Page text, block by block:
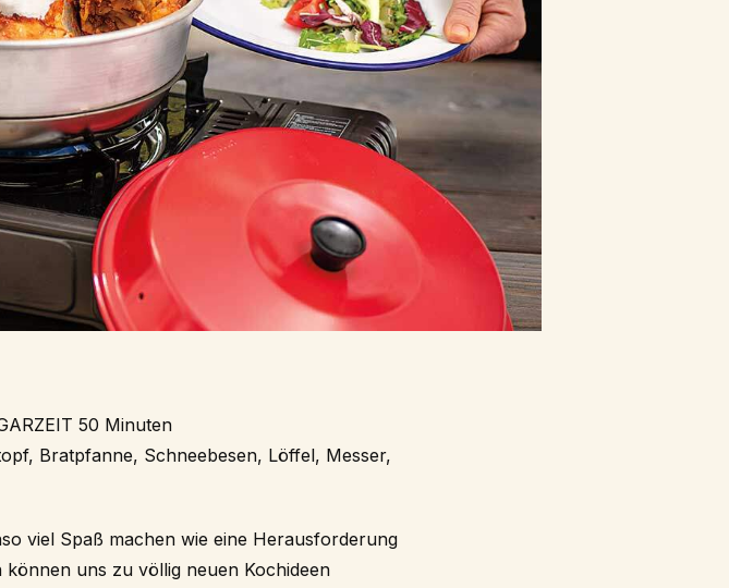
50 Minuten
Bratpfanne, Schneebesen, Löffel, Messer,
viel Spaß machen wie eine Herausforderung
uns zu völlig neuen Kochideen